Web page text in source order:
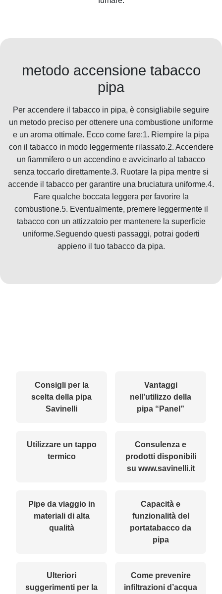
metodo accensione tabacco
pipa
Per accendere il tabacco in pipa, è consigliabile seguire
un metodo preciso per ottenere una combustione uniforme
e un aroma ottimale. Ecco come fare:1. Riempire la pipa
con il tabacco in modo leggermente rilassato.2. Accendere
un fiammifero o un accendino e avvicinarlo al tabacco
senza toccarlo direttamente.3. Ruotare la pipa mentre si
accende il tabacco per garantire una bruciatura uniforme.4.
Fare qualche boccata leggera per favorire la
combustione.5. Eventualmente, premere leggermente il
tabacco con un attizzatoio per mantenere la superficie
uniforme.Seguendo questi passaggi, potrai goderti
appieno il tuo tabacco da pipa.
Consigli per la
scelta della pipa
Savinelli
Vantaggi
nell’utilizzo della
pipa “Panel”
Utilizzare un tappo
termico
Consulenza e
prodotti disponibili
su www.savinelli.it
Pipe da viaggio in
materiali di alta
qualità
Capacità e
funzionalità del
portatabacco da
pipa
Ulteriori
suggerimenti per la
Come prevenire
infiltrazioni d’acqua